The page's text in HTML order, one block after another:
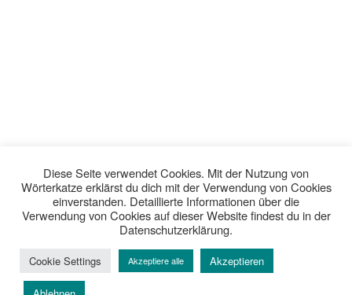
Diese Seite verwendet Cookies. Mit der Nutzung von
Wörterkatze erklärst du dich mit der Verwendung von Cookies
einverstanden. Detaillierte Informationen über die
Verwendung von Cookies auf dieser Website findest du in der
Datenschutzerklärung.
Cookie Settings Akzeptiere alle Akzeptieren